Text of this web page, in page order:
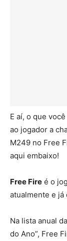
E aí, o que
ao jogador a
M249 no Free
aqui embaixo!
Free Fire é o
atualmente e já
Na lista anual
do Ano”, Free